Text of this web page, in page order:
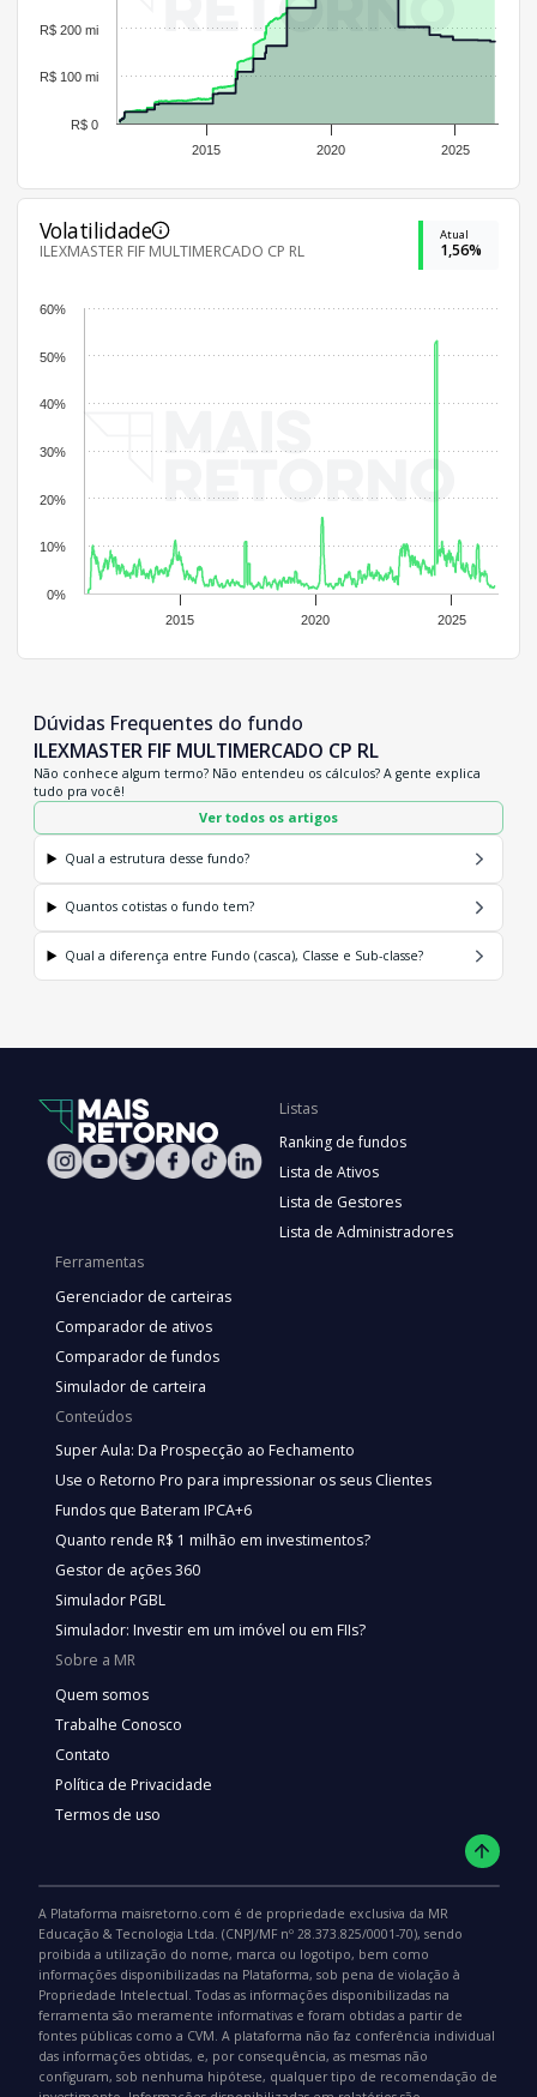
2015 2020 2025
R$ 0
R$ 100 mi
R$ 200 mi
Volatilidade
ILEXMASTER FIF MULTIMERCADO CP RL
Atual
1,56%
2015 2020 2025
0%
10%
20%
30%
40%
50%
60%
Dúvidas Frequentes do fundo
ILEXMASTER FIF MULTIMERCADO CP RL
Não conhece algum termo? Não entendeu os cálculos? A gente explica
tudo pra você!
Ver todos os artigos
Qual a estrutura desse fundo?
Quantos cotistas o fundo tem?
Qual a diferença entre Fundo (casca), Classe e Sub-classe?
Listas
Ranking de fundos
Lista de Ativos
Lista de Gestores
Lista de Administradores
Ferramentas
Gerenciador de carteiras
Comparador de ativos
Comparador de fundos
Simulador de carteira
Conteúdos
Super Aula: Da Prospecção ao Fechamento
Use o Retorno Pro para impressionar os seus Clientes
Fundos que Bateram IPCA+6
Quanto rende R$ 1 milhão em investimentos?
Gestor de ações 360
Simulador PGBL
Simulador: Investir em um imóvel ou em FIIs?
Sobre a MR
Quem somos
Trabalhe Conosco
Contato
Política de Privacidade
Termos de uso
A Plataforma maisretorno.com é de propriedade exclusiva da MR
Educação & Tecnologia Ltda. (CNPJ/MF nº 28.373.825/0001-70), sendo
proibida a utilização do nome, marca ou logotipo, bem como
informações disponibilizadas na Plataforma, sob pena de violação à
Propriedade Intelectual. Todas as informações disponibilizadas na
ferramenta são meramente informativas e foram obtidas a partir de
fontes públicas como a CVM. A plataforma não faz conferência individual
das informações obtidas, e, por consequência, as mesmas não
configuram, sob nenhuma hipótese, qualquer tipo de recomendação de